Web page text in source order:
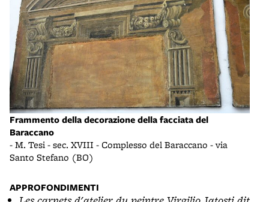
Frammento della decorazione della facciata del
Baraccano
- M. Tesi - sec. XVIII - Complesso del Baraccano - via
Santo Stefano (BO)
APPROFONDIMENTI